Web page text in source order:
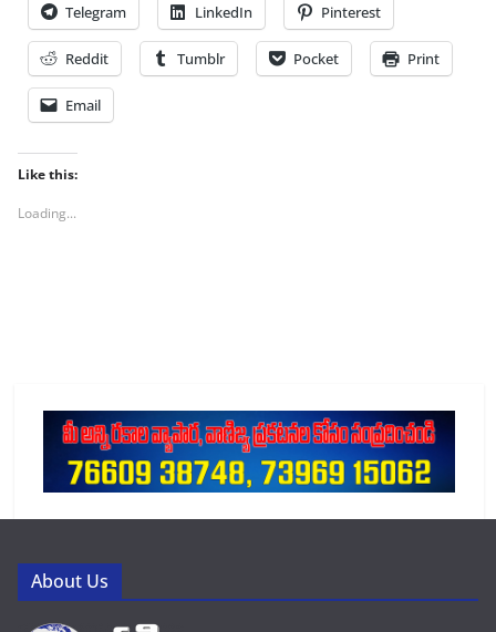
Telegram LinkedIn Pinterest
Reddit Tumblr Pocket Print
Email
Like this:
Loading...
About Us